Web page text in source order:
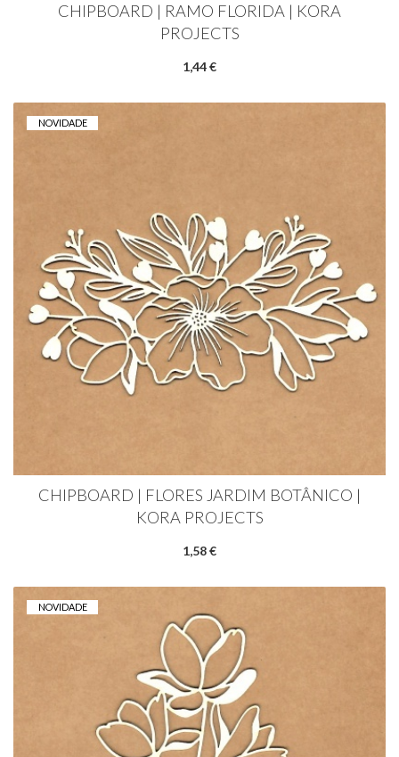
CHIPBOARD | RAMO FLORIDA | KORA
PROJECTS
1,44 €
NOVIDADE
CHIPBOARD | FLORES JARDIM BOTÂNICO |
KORA PROJECTS
1,58 €
NOVIDADE